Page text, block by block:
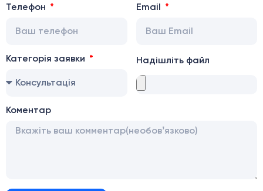
Телефон Email
Категорія заявки Надішліть файл
Коментар